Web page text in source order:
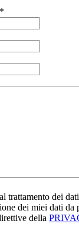
*
trattamento dei
dei miei dati da
della